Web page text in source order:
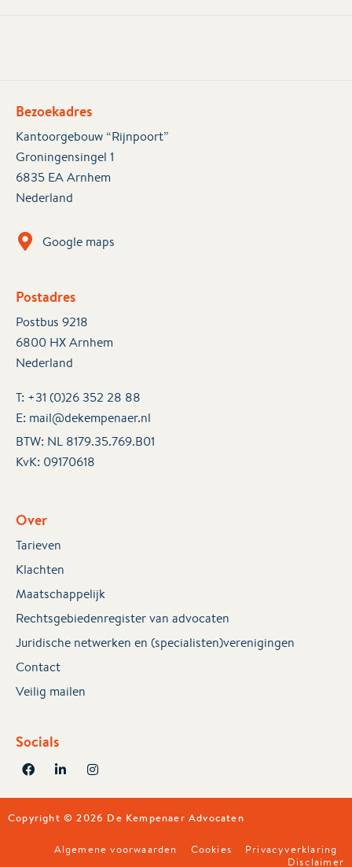
Bezoekadres
Kantoorgebouw “Rijnpoort”
Groningensingel 1
6835 EA Arnhem
Nederland
Google maps
Postadres
Postbus 9218
6800 HX Arnhem
Nederland
T: +31 (0)26 352 28 88
E: mail@dekempenaer.nl
BTW: NL 8179.35.769.B01
KvK: 09170618
Over
Tarieven
Klachten
Maatschappelijk
Rechtsgebiedenregister van advocaten
Juridische netwerken en (specialisten)verenigingen
Contact
Veilig mailen
Socials
Copyright © 2026 De Kempenaer Advocaten
Algemene voorwaarden Cookies
Privacyverklaring
Disclaimer